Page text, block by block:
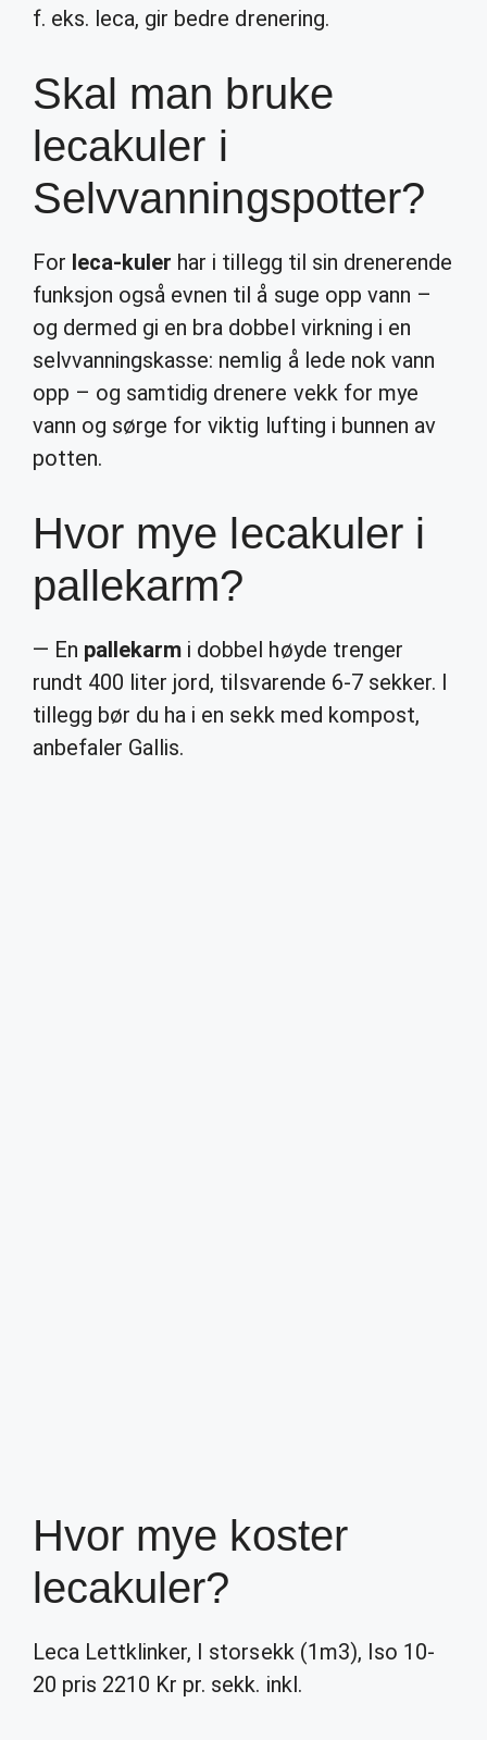
f. eks. leca, gir bedre drenering.
Skal man bruke
lecakuler i
Selvvanningspotter?
For leca-kuler har i tillegg til sin drenerende
funksjon også evnen til å suge opp vann –
og dermed gi en bra dobbel virkning i en
selvvanningskasse: nemlig å lede nok vann
opp – og samtidig drenere vekk for mye
vann og sørge for viktig lufting i bunnen av
potten.
Hvor mye lecakuler i
pallekarm?
— En pallekarm i dobbel høyde trenger
rundt 400 liter jord, tilsvarende 6-7 sekker. I
tillegg bør du ha i en sekk med kompost,
anbefaler Gallis.
Hvor mye koster
lecakuler?
Leca Lettklinker, I storsekk (1m3), Iso 10-
20 pris 2210 Kr pr. sekk. inkl.